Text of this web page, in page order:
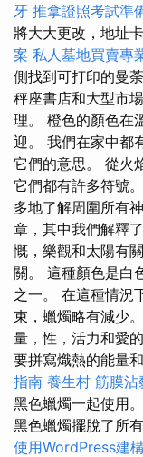
牙 推拿證照考試準
將大大更改，地址
案 私人墓地買賣專
側找到可打印的曼
秤座書店和大型市
理。 橙色的顏色在
迎。 我們在家中都
它們的意思。 從火
它們都有許多符號
多地了解周圍所有
章，其中我們解釋
慨，樂觀和太陽有
關。 這種顏色是白
之一。 在這種情況
束，蠟燭略有減少。
量，性，活力和愛
要拼寫熾熱的能量
指南 養生村 筋膜沾
黑色蠟燭一起使用。
黑色蠟燭擺脫了所
使用WordPress建